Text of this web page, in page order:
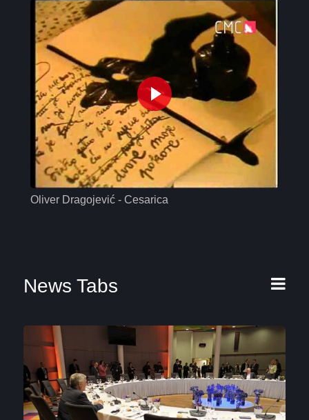
Oliver Dragojević - Cesarica
News Tabs